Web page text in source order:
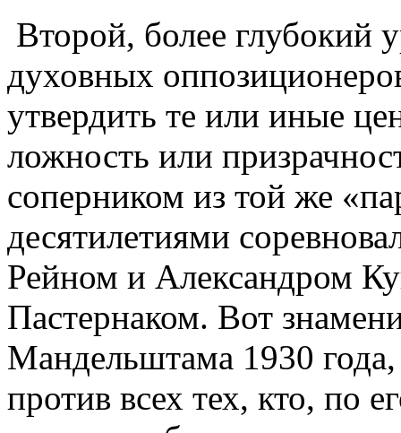
Второй, более глубокий
духовных
утвердить те или иные
ложность или
соперником из той же
десятилетиями
Рейном и Александром
Пастернаком. Вот
Мандельштама 1930
против всех тех, кто, по